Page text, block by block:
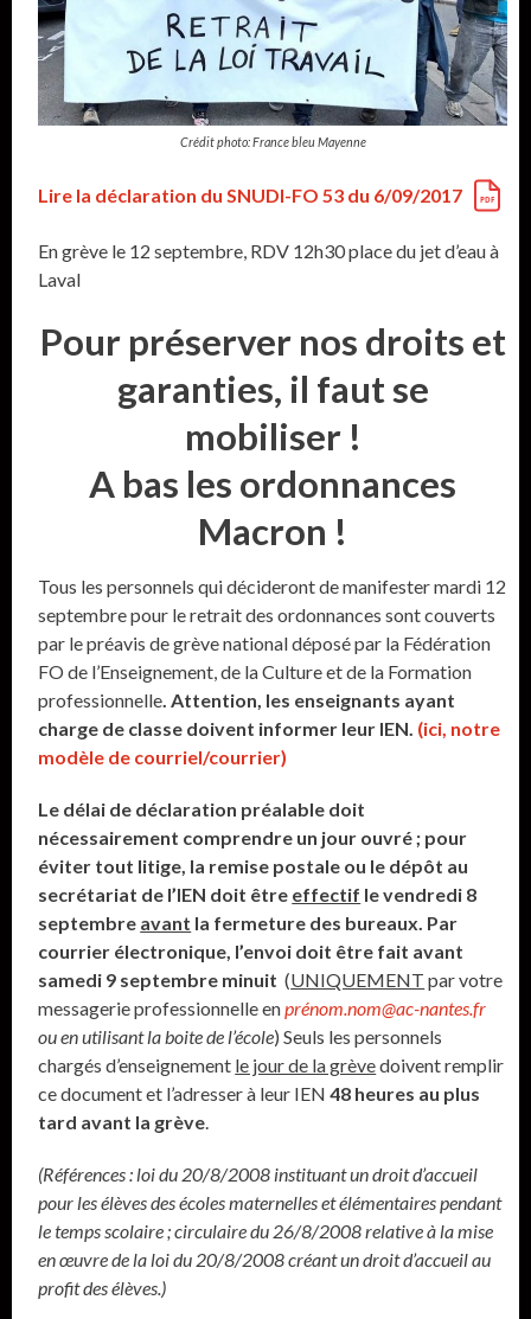
Crédit photo: France bleu Mayenne
Lire la déclaration du SNUDI-FO 53 du 6/09/2017
En grève le 12 septembre, RDV 12h30 place du jet d’eau à
Laval
Pour préserver nos droits et
garanties, il faut se
mobiliser !
A bas les ordonnances
Macron !
Tous les personnels qui décideront de manifester mardi 12
septembre pour le retrait des ordonnances sont couverts
par le préavis de grève national déposé par la Fédération
FO de l’Enseignement, de la Culture et de la Formation
professionnelle.Attention, les enseignants ayant
charge de classe doivent informer leur IEN. (ici, notre
modèle de courriel/courrier)
Le délai de déclaration préalable doit
nécessairement comprendre un jour ouvré ; pour
éviter tout litige, la remise postale ou le dépôt au
secrétariat de l’IEN doit être effectif le vendredi 8
septembre avant la fermeture des bureaux. Par
courrier électronique, l’envoi doit être fait avant
samedi 9 septembre minuit (UNIQUEMENT par votre
messagerie professionnelle enprénom.nom@ac-nantes.fr
ou en utilisant la boite de l’école) Seuls les personnels
chargés d’enseignement le jour de la grèvedoivent remplir
ce document et l’adresser à leur IEN48 heures au plus
tard avant la grève.
(Références : loi du 20/8/2008 instituant un droit d’accueil
pour les élèves des écoles maternelles et élémentaires pendant
le temps scolaire ; circulaire du 26/8/2008 relative à la mise
en œuvre de la loi du 20/8/2008 créant un droit d’accueil au
profit des élèves.)